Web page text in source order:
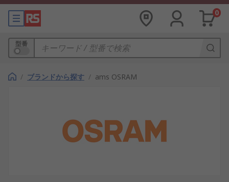
0
型番
/ ブランドから探す / ams OSRAM